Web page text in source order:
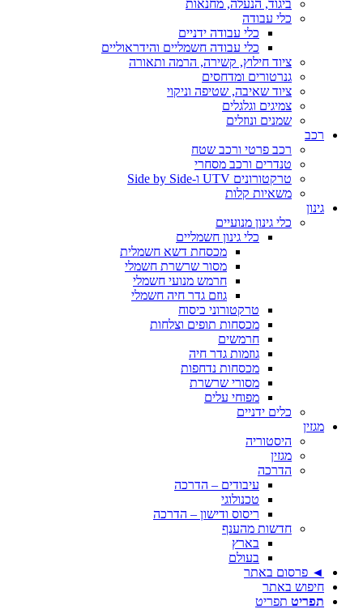
ביגוד, הנעלה, מחנאות
כלי עבודה
כלי עבודה ידניים
כלי עבודה חשמליים והידראוליים
ציוד חילוץ, קשירה, הרמה ותאורה
גנרטורים ומדחסים
ציוד שאיבה, שטיפה וניקוי
צמיגים וגלגלים
שמנים ונוזלים
רכב
רכב פרטי ורכב שטח
טנדרים ורכב מסחרי
טרקטורונים UTV ו-Side by Side
משאיות קלות
גינון
כלי גינון מנועיים
כלי גינון חשמליים
מכסחת דשא חשמלית
מסור שרשרת חשמלי
חרמש מנועי חשמלי
גוזם גדר חיה חשמלי
טרקטורוני כיסוח
מכסחות תופים וצלחות
חרמשים
גוזמות גדר חיה
מכסחות נדחפות
מסורי שרשרת
מפוחי עלים
כלים ידניים
מגזין
היסטוריה
מגזין
הדרכה
עיבודים – הדרכה
טכנולוגי
ריסוס ודישון – הדרכה
חדשות מהענף
בארץ
בעולם
◄ פרסום באתר
חיפוש באתר
תפריט תפריט